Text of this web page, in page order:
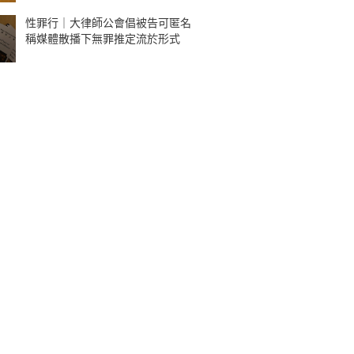
性罪行｜大律師公會倡被告可匿名
稱媒體散播下無罪推定流於形式